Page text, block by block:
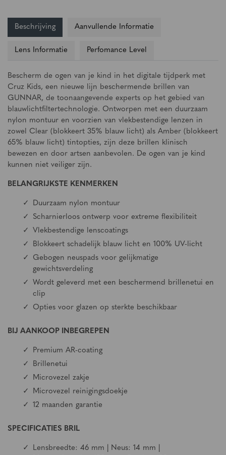
Beschrijving Aanvullende Informatie
Lens Informatie Perfomance Level
Bescherm de ogen van je kind in het digitale tijdperk met
Cruz Kids, een nieuwe lijn beschermende brillen van
GUNNAR, de toonaangevende experts op het gebied van
blauwlichtfiltertechnologie. Ontworpen met een duurzaam
nylon montuur en voorzien van vlekbestendige lenzen in
zowel Clear (blokkeert 35% blauw licht) als Amber (blokkeert
65% blauw licht) tintopties, zijn deze brillen klinisch
bewezen en door artsen aanbevolen. De ogen van je kind
kunnen niet veiliger zijn.
BELANGRIJKSTE KENMERKEN
Duurzaam nylon montuur
Scharnierloos ontwerp voor extreme flexibiliteit
Vlekbestendige lenscoatings
Blokkeert schadelijk blauw licht en 100% UV-licht
Gebogen neuspads voor gelijkmatige
gewichtsverdeling
Wordt geleverd met een beschermend brillenetui en
clip
Opties voor glazen op sterkte beschikbaar
BIJ AANKOOP INBEGREPEN
Premium AR-coating
Brillenetui
Microvezel zakje
Microvezel reinigingsdoekje
12 maanden garantie
SPECIFICATIES BRIL
Lensbreedte: 46 mm | Neus: 14 mm |